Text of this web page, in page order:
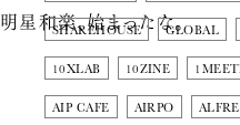
SHAREHOUSE GLOBAL
10XLAB 10ZINE
AIP CAFE AIRPO
明星和楽、始まったな。